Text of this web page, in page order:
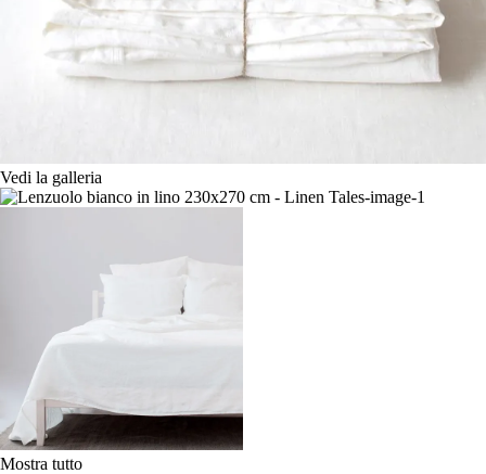
Vedi la galleria
Mostra tutto